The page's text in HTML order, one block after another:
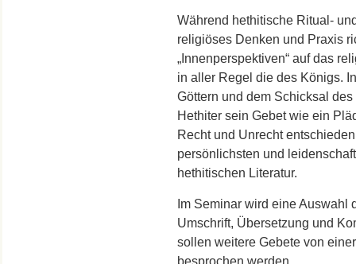
Während hethitische Ritual-
religiöses Denken und Praxis
„Innenperspektiven“ auf das
in aller Regel die des Königs.
Göttern und dem Schicksal
Hethiter sein Gebet wie ein
Recht und Unrecht
persönlichsten und
hethitischen Literatur.
Im Seminar wird eine Auswahl
Umschrift, Übersetzung und
sollen weitere Gebete von
besprochen werden.